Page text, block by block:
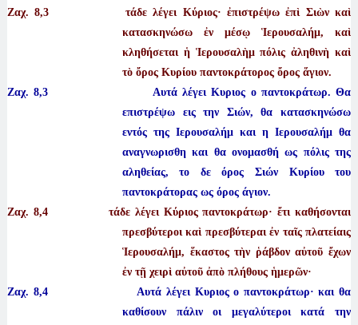
Ζαχ. 8,3 τάδε λέγει Κύριος· ἐπιστρέψω ἐπὶ Σιὼν καὶ
κατασκηνώσω ἐν μέσῳ Ἱερουσαλήμ, καὶ
κληθήσεται ἡ Ἱερουσαλὴμ πόλις ἀληθινὴ καὶ
τὸ ὄρος Κυρίου παντοκράτορος ὄρος ἅγιον.
Ζαχ. 8,3 Αυτά λέγει Κυριος ο παντοκράτωρ. Θα
επιστρέψω εις την Σιών, θα κατασκηνώσω
εντός της Ιερουσαλήμ και η Ιερουσαλήμ θα
αναγνωρισθη και θα ονομασθή ως πόλις της
αληθείας, το δε όρος Σιών Κυρίου του
παντοκράτορας ως όρος άγιον.
Ζαχ. 8,4 τάδε λέγει Κύριος παντοκράτωρ· ἔτι καθήσονται
πρεσβύτεροι καὶ πρεσβύτεραι ἐν ταῖς πλατείαις
Ἱερουσαλήμ, ἕκαστος τὴν ῥάβδον αὐτοῦ ἔχων
ἐν τῇ χειρὶ αὐτοῦ ἀπὸ πλήθους ἡμερῶν·
Ζαχ. 8,4 Αυτά λέγει Κυριος ο παντοκράτωρ· και θα
καθίσουν πάλιν οι μεγαλύτεροι κατά την